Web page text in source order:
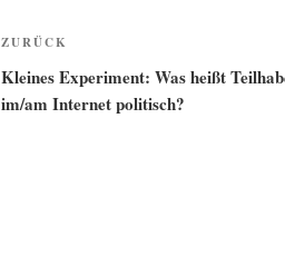
Beitragsnavigation
Vorheriger
Beitrag
ZURÜCK
Kleines Experiment: Was heißt
im/am Internet politisch?